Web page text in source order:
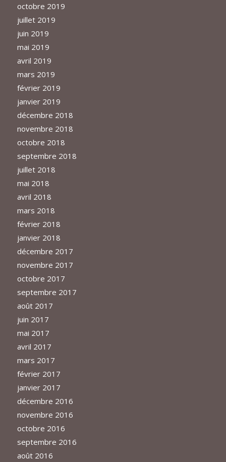
octobre 2019
juillet 2019
juin 2019
mai 2019
avril 2019
mars 2019
février 2019
janvier 2019
décembre 2018
novembre 2018
octobre 2018
septembre 2018
juillet 2018
mai 2018
avril 2018
mars 2018
février 2018
janvier 2018
décembre 2017
novembre 2017
octobre 2017
septembre 2017
août 2017
juin 2017
mai 2017
avril 2017
mars 2017
février 2017
janvier 2017
décembre 2016
novembre 2016
octobre 2016
septembre 2016
août 2016